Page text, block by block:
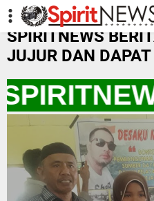
-->
SPIRITNEWS
JUJUR DAN DAPAT